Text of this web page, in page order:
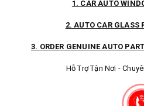
1. CAR AUTO
2. AUTO CAR GLASS
3. ORDER GENUINE AUTO
Hỗ Trợ Tận Nơi -